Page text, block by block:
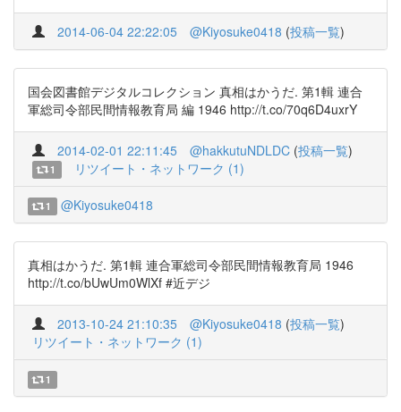
2014-06-04 22:22:05 @Kiyosuke0418 (投稿一覧)
国会図書館デジタルコレクション 真相はかうだ. 第1輯 連合
軍総司令部民間情報教育局 編 1946 http://t.co/70q6D4uxrY
2014-02-01 22:11:45 @hakkutuNDLDC (投稿一覧)
1 リツイート・ネットワーク (1)
1 @Kiyosuke0418
真相はかうだ. 第1輯 連合軍総司令部民間情報教育局 1946
http://t.co/bUwUm0WlXf #近デジ
2013-10-24 21:10:35 @Kiyosuke0418 (投稿一覧)
リツイート・ネットワーク (1)
1